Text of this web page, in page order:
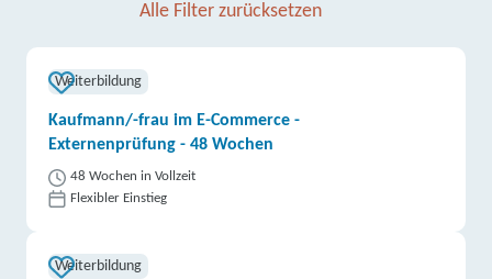
Alle Filter zurücksetzen
Weiterbildung
Kaufmann/-frau im E-Commerce -
Externenprüfung - 48 Wochen
48 Wochen in Vollzeit
Flexibler Einstieg
Weiterbildung